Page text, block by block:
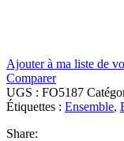
Ajouter à ma liste de
Comparer
UGS : FO5187
Étiquettes : Ensemble,
Share: